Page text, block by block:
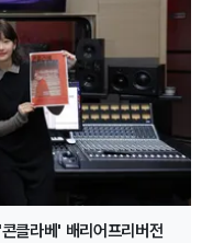
클라베' 배리어프리버전